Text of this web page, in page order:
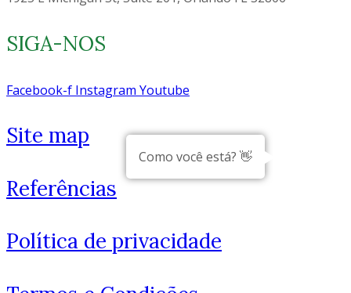
SIGA-NOS
Facebook-f Instagram Youtube
Site map
Referências
Política de privacidade
Como você está? 👋